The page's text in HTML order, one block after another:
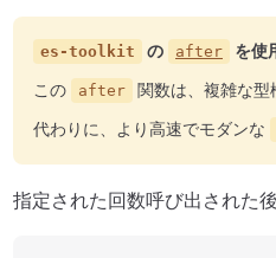
es-toolkit の after
を使
この
after
関数は、複雑な型
代わりに、より高速でモダンな
指定された回数呼び出された